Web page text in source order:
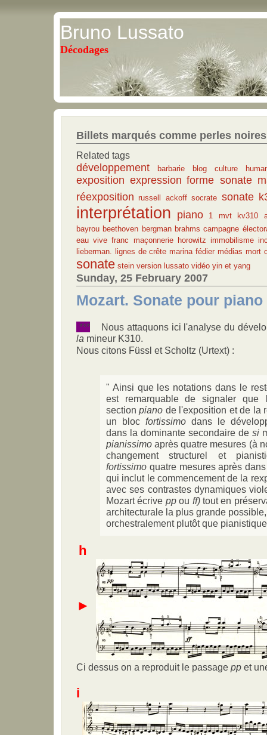
Bruno Lussato
Décodages
Billets marqués comme perles noires
Related tags
développement barbarie blog culture
exposition expression forme sonate
réexposition russell ackoff socrate sonate
interprétation piano 1 mvt kv310
bayrou beethoven bergman brahms campagne
eau vive franc maçonnerie horowitz immobilisme
lieberman.
lignes de crête marina fédier médias mort
sonate stein version lussato vidéo yin et yang
Sunday, 25 February 2007
Mozart. Sonate pour
***Nous attaquons ici l'analyse du
la mineur K310.
Nous citons Füssl et Scholtz (Urtext) :
" Ainsi que les notations dans le
est remarquable de signaler que
sectionpiano de l'exposition et de la
un bloc fortissimo dans le
dans la dominante secondaire de si
pianissimoaprès quatre mesures (à
changement structurel et
fortissimo quatre mesures après
qui inclut le commencement de la
avec ses contrastes dynamiques
Mozart écrive ppou ff)tout en
architecturale la plus grande
orchestralement plutôt que
h
►
Ci dessus on a reproduit le passage pp et
i